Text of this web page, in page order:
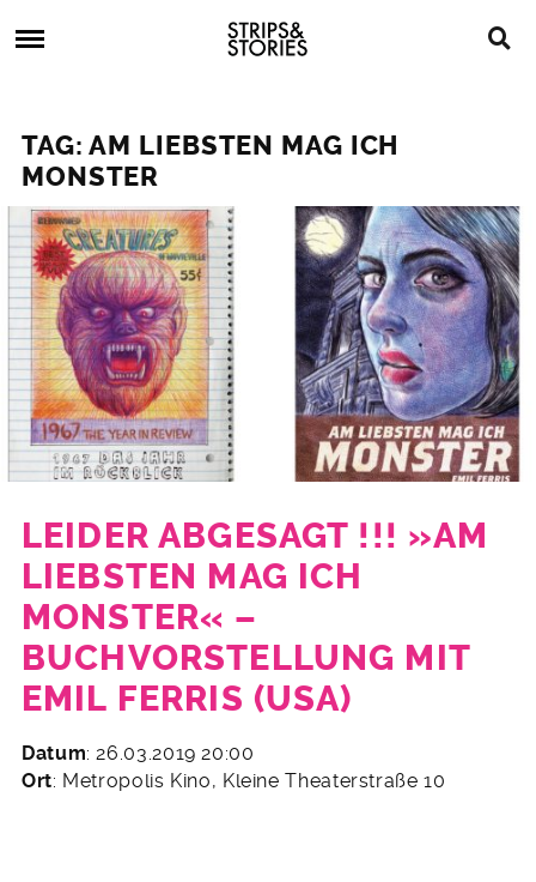
to
Strips
&
Stories
Comics,
Bücher
TAG: AM LIEBSTEN MAG ICH
MONSTER
LEIDER ABGESAGT !!! »AM
LIEBSTEN MAG ICH
MONSTER« –
BUCHVORSTELLUNG MIT
EMIL FERRIS (USA)
19.
Februar
Datum: 26.03.2019 20:00
Ort: Metropolis Kino, Kleine Theaterstraße 10